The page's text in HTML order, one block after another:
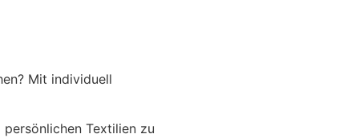
Mit individuell
Textilien zu